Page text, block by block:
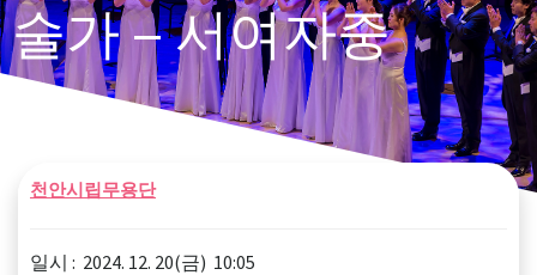
술가 – 서여자중
천안시립무용단
일시 : 2024. 12. 20(금) 10:05